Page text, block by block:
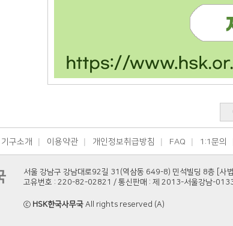
기구소개 이용약관 개인정보취급방침 FAQ 1:1문의
서울 강남구 강남대로92길 31(역삼동 649-8) 민석빌딩 8층 [사
고유번호 : 220-82-02821 / 통신판매 : 제 2013-서울강남-
ⓒ HSK한국사무국 All rights reserved (A)